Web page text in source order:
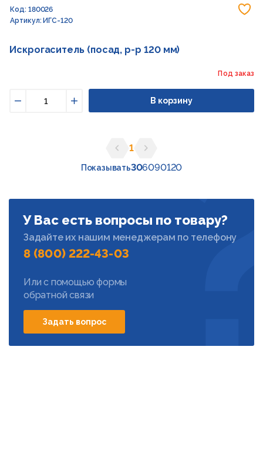
Код: 180026
Артикул: ИГС-120
Искрогаситель (посад, р-р 120 мм)
Под заказ
Увеличить
В корзину
Предыдущая страница
1
Следующая страница
Показывать306090120
У Вас есть вопросы по товару?
Задайте их нашим менеджерам по телефону
8 (800) 222-43-03
Или с помощью формы
обратной связи
Задать вопрос